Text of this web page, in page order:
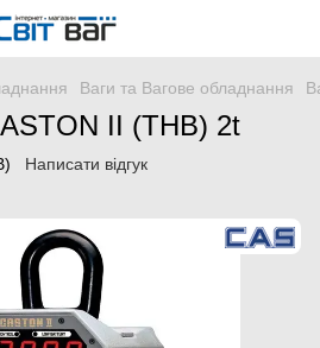
Ваги та Вагове обладнання
II (THB) 2t
Написати відгук